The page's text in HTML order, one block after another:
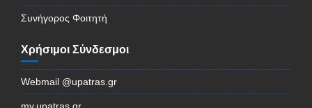
Συνήγορος Φοιτητή
Χρήσιμοι Σύνδεσμοι
Webmail @upatras.gr
my.upatras.gr